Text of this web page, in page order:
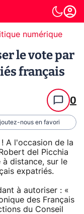
numérique
le vote par
français
0
nous en favori
A l'occasion de la
del Picchia
distance, sur le
expatriés.
à autoriser : «
des Français
du Conseil